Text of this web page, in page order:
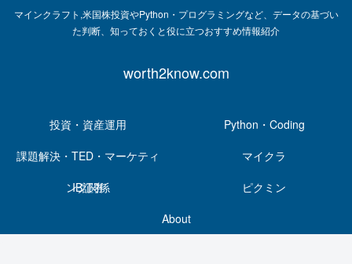
マインクラフト,米国株投資やPython・プログラミングなど、データの基づい
た判断、知っておくと役に立つおすすめ情報紹介
worth2know.com
投資・資産運用
Python・Coding
課題解決・TED・マーケティ
ング関係
マイクラ
IB証券
ピクミン
About